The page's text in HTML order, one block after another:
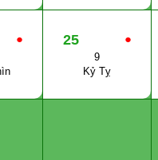
● ●
25
9
Kỷ Tỵ